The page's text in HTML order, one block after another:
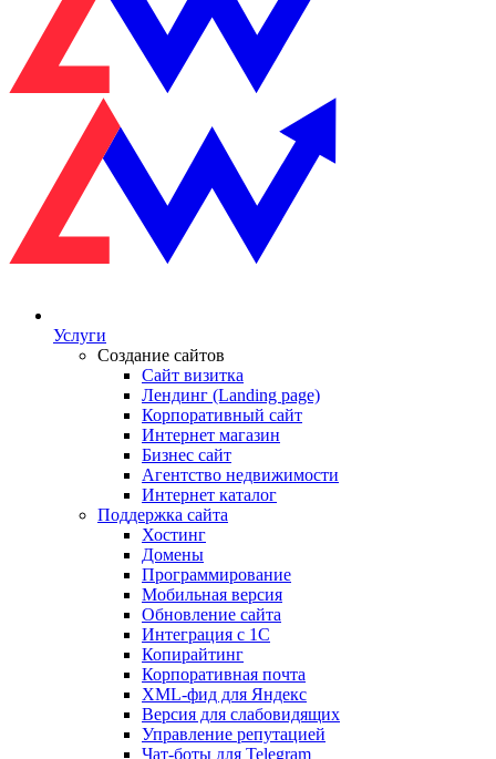
Услуги
Создание сайтов
Сайт визитка
Лендинг (Landing page)
Корпоративный сайт
Интернет магазин
Бизнес сайт
Агентство недвижимости
Интернет каталог
Поддержка сайта
Хостинг
Домены
Программирование
Мобильная версия
Обновление сайта
Интеграция с 1С
Копирайтинг
Корпоративная почта
XML-фид для Яндекс
Версия для слабовидящих
Управление репутацией
Чат-боты для Telegram